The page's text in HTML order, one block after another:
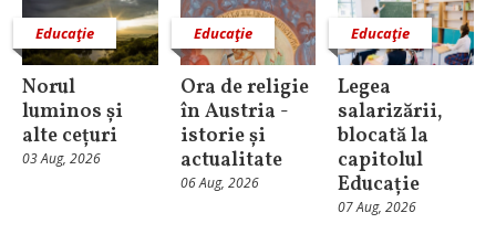
Educaţie
Norul
luminos și
alte cețuri
03 Aug, 2026
Educaţie
Ora de religie
în Austria -
istorie și
actualitate
06 Aug, 2026
Educaţie
Legea
salarizării,
blocată la
capitolul
Educație
07 Aug, 2026